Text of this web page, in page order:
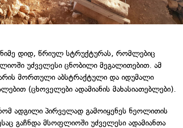
დიდ, წრიულ სტრუქტურას, რომლებიც
უძველესი ცნობილი მეგალითებით. ამ
არის მორთული აბსტრაქტული და იდუმალი
(ცხოველები ადამიანის მახასიათებლები).
ადგილი პირველად გამოიყენეს ნეოლითის
გაჩნდა მსოფლიოში უძველესი ადამიანთა